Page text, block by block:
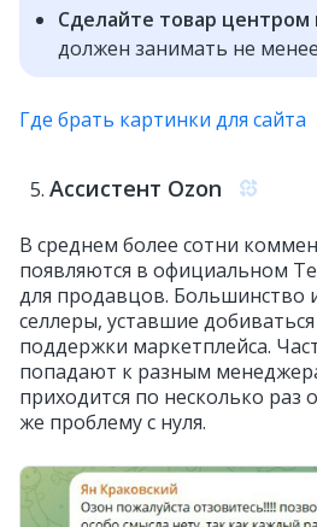
Сделайте товар центром
должен занимать не
Где брать картинки для сайта
Ассистент Ozon
В среднем более сотни
появляются в официальном
для продавцов. Большинство
селлеры, уставшие
поддержки маркетплейса.
попадают к разным
приходится по несколько раз
же проблему с нуля.